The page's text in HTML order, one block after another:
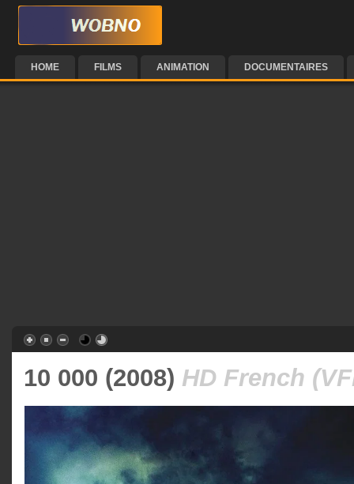
HOME FILMS ANIMATION DOCUMENTAIRES
10 000 (2008) HD French